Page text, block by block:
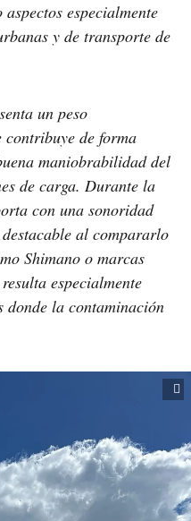
especialmente
y de transporte de
un peso
contribuye de forma
maniobrabilidad del
de carga. Durante la
con una sonoridad
al compararlo
Shimano o marcas
especialmente
donde la contaminación